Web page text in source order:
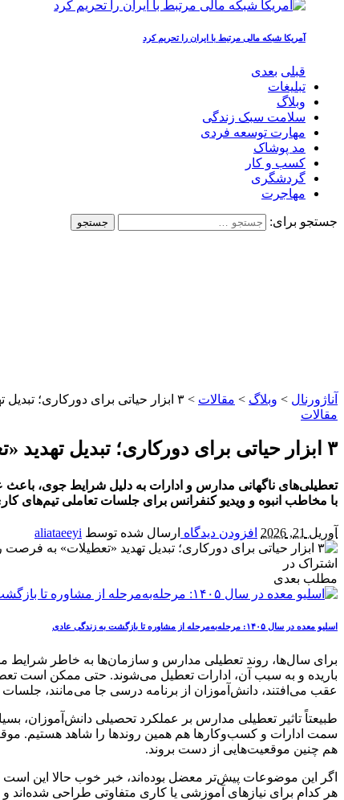
آمریکا شبکه مالی مرتبط با ایران را تحریم کرد
قبلی بعدی
تبلیغات
وبلاگ
سلامت سبک زندگی
مهارت توسعه فردی
مد پوشاک
کسب و کار
گردشگری
مهاجرت
جستجو برای:
آناژورنال > وبلاگ > مقالات > ۳ ابزار حیاتی برای دورکاری؛ تبدیل تهدید «تعطیلات» به فرصت رشد با تکنولوژی
مقالات
۳ ابزار حیاتی برای دورکاری؛ تبدیل تهدید «تعطیلات» به فرصت رشد با تکنولوژی
تعطیلی‌های ناگهانی مدارس و ادارات به دلیل شرایط جوی، باعث
با مخاطب انبوه و ویدیو کنفرانس برای جلسات تعاملی تیم‌های
آوریل 21, 2026 افزودن دیدگاه ارسال شده توسط aliataeeyi
اشتراک در
مطلب بعدی
اسلیو معده در سال ۱۴۰۵: مرحله‌به‌مرحله از مشاوره تا بازگشت به زندگی عادی
برای سال‌ها، روند تعطیلی مدارس و سازمان‌ها به خاطر
باریده و به سبب آن، ادارات تعطیل می‌شوند. حتی ممکن است
عقب می‌افتند، دانش‌آموزان از برنامه درسی جا می‌مانند،
طبیعتاً تاثیر تعطیلی مدارس بر عملکرد تحصیلی دانش‌آموزان،
سمت ادارات و کسب‌وکارها هم همین روندها را شاهد هستیم.
هم چنین موقعیت‌هایی از دست بروند.
اگر این موضوعات پیش‌تر معضل بوده‌اند، خبر خوب حالا این است
هر کدام برای نیازهای آموزشی یا کاری متفاوتی طراحی شده‌اند